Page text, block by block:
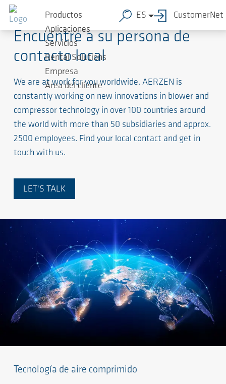
Encuentre a su persona de
contacto local
We are at work for you worldwide. AERZEN is
constantly working on new innovations in blower and
compressor technology in over 100 countries around
the world with more than 50 subsidiaries and approx.
2500 employees. Find your local contact and get in
touch with us.
LET'S TALK
Tecnología de aire comprimido
Productos
Aplicaciones
Servicios
Rental Solutions
Empresa
Área del cliente
ES CustomerNet